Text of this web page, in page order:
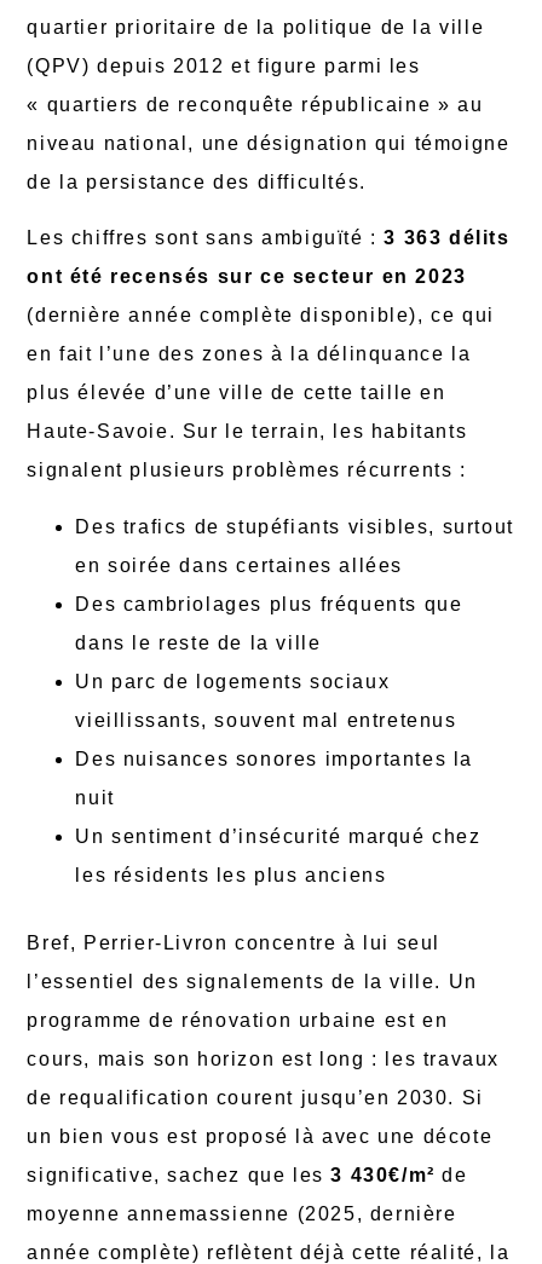
quartier prioritaire de la politique de la ville
(QPV) depuis 2012 et figure parmi les
« quartiers de reconquête républicaine » au
niveau national, une désignation qui témoigne
de la persistance des difficultés.
Les chiffres sont sans ambiguïté :3 363 délits
ont été recensés sur ce secteur en 2023
(dernière année complète disponible), ce qui
en fait l’une des zones à la délinquance la
plus élevée d’une ville de cette taille en
Haute-Savoie. Sur le terrain, les habitants
signalent plusieurs problèmes récurrents :
Des trafics de stupéfiants visibles, surtout
en soirée dans certaines allées
Des cambriolages plus fréquents que
dans le reste de la ville
Un parc de logements sociaux
vieillissants, souvent mal entretenus
Des nuisances sonores importantes la
nuit
Un sentiment d’insécurité marqué chez
les résidents les plus anciens
Bref, Perrier-Livron concentre à lui seul
l’essentiel des signalements de la ville. Un
programme de rénovation urbaine est en
cours, mais son horizon est long : les travaux
de requalification courent jusqu’en 2030. Si
un bien vous est proposé là avec une décote
significative, sachez que les3 430€/m² de
moyenne annemassienne (2025, dernière
année complète) reflètent déjà cette réalité, la